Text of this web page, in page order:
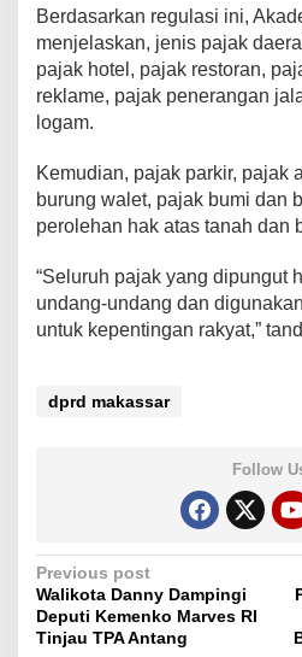
Berdasarkan regulasi ini,
menjelaskan, jenis pajak
pajak hotel, pajak restoran,
reklame, pajak penerangan
logam.
Kemudian, pajak parkir, pajak
burung walet, pajak bumi dan
perolehan hak atas tanah dan
“Seluruh pajak yang dipungut
undang-undang dan
untuk kepentingan rakyat,”
dprd makassar
Follow
P
o
s
Previous post
Walikota Danny Dampingi
Deputi Kemenko Marves RI
Tinjau TPA Antang